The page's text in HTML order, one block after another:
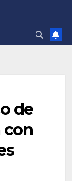
de
con